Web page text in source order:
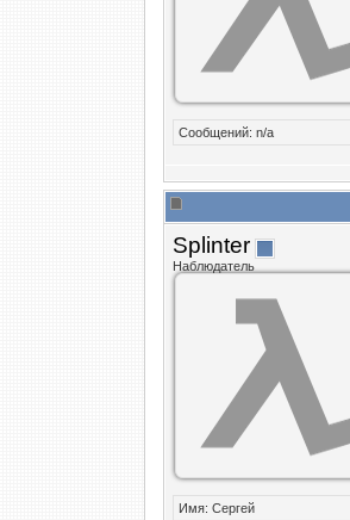
Сообщений: n/a
Splinter
Наблюдатель
Имя: Сергей